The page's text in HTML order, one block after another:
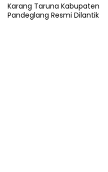
Karang Taruna Kabupaten
Pandeglang Resmi Dilantik